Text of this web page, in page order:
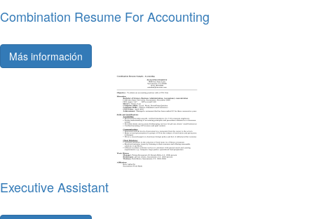
Combination Resume For Accounting
Más información
Executive Assistant